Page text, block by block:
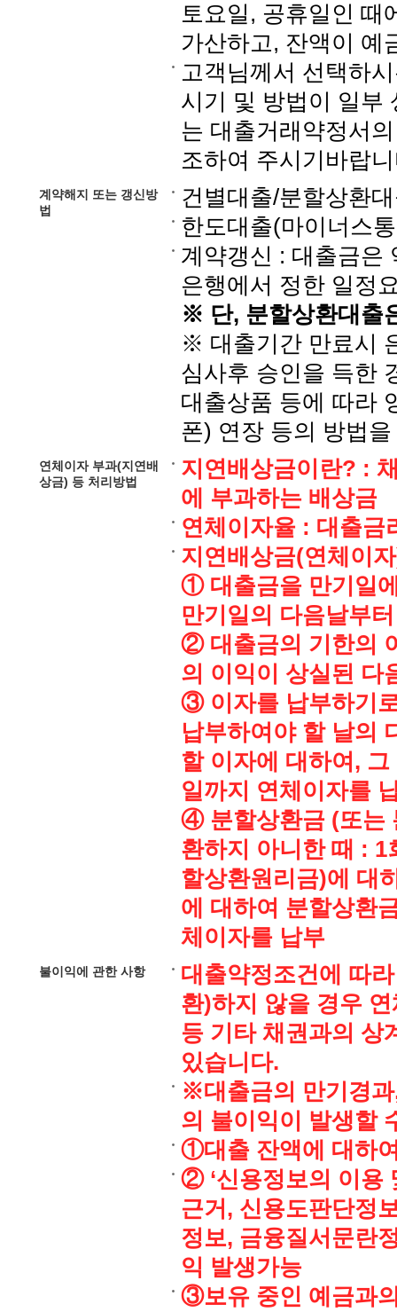
토요일, 공휴일인 때
가산하고, 잔액이 예
고객님께서 선택하
시기 및 방법이 일부
는 대출거래약정서
조하여 주시기바랍
계약해지 또는 갱신방
법
건별대출/분할상환
한도대출(마이너스
계약갱신 : 대출금은
은행에서 정한 일정
※ 단, 분할상환대출
※ 대출기간 만료시
심사후 승인을 득한
대출상품 등에 따라
폰) 연장 등의 방법
연체이자 부과(지연배
상금) 등 처리방법
지연배상금이란? :
에 부과하는 배상금
연체이자율 : 대출금
지연배상금(연체이
① 대출금을 만기일
만기일의 다음날부
② 대출금의 기한의
의 이익이 상실된 다
③ 이자를 납부하기
납부하여야 할 날의
할 이자에 대하여,
일까지 연체이자를
④ 분할상환금 (또는
환하지 아니한 때 : 1
할상환원리금)에 대
에 대하여 분할상환
체이자를 납부
불이익에 관한 사항
대출약정조건에 따
환)하지 않을 경우
등 기타 채권과의 상
있습니다.
※대출금의 만기경
의 불이익이 발생할
①대출 잔액에 대하
② ‘신용정보의 이용
근거, 신용도판단정
정보, 금융질서문란
익 발생가능
③보유 중인 예금과